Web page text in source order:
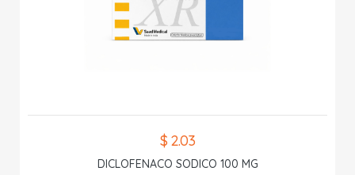
$ 2.03
DICLOFENACO SODICO 100 MG